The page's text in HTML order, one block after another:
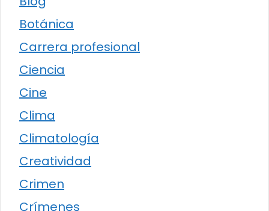
Botánica
Carrera profesional
Ciencia
Cine
Clima
Climatología
Creatividad
Crimen
Crímenes